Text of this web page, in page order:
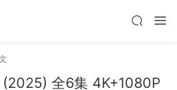
全6集 4K+1080P